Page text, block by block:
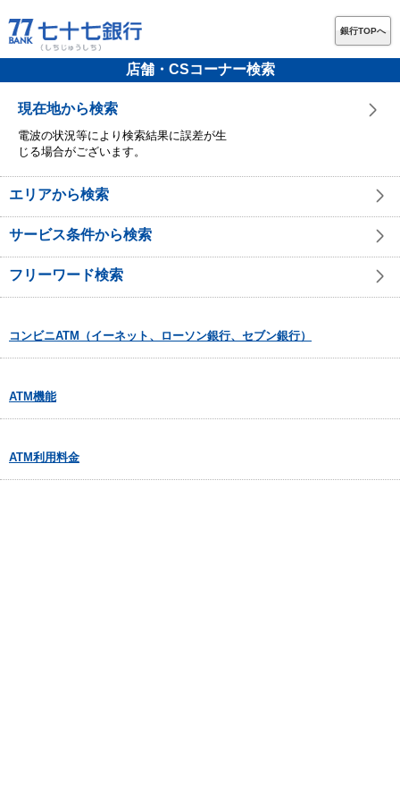
銀行TOPへ
店舗・CSコーナー検索
現在地から検索
電波の状況等により検索結果に誤差が生
じる場合がございます。
エリアから検索
サービス条件から検索
フリーワード検索
コンビニATM（イーネット、ローソン銀行、セブン銀行）
ATM機能
ATM利用料金